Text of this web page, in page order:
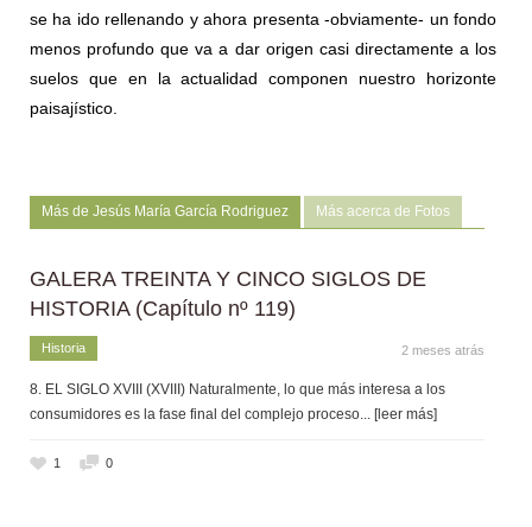
se ha ido rellenando y ahora presenta -obviamente- un fondo
menos profundo que va a dar origen casi directamente a los
suelos que en la actualidad componen nuestro horizonte
paisajístico.
Más de Jesús María García Rodriguez Más acerca de Fotos
GALERA TREINTA Y CINCO SIGLOS DE
HISTORIA (Capítulo nº 119)
Historia 2 meses atrás
8. EL SIGLO XVIII (XVIII) Naturalmente, lo que más interesa a los
consumidores es la fase final del complejo proceso... [leer más]
1 0